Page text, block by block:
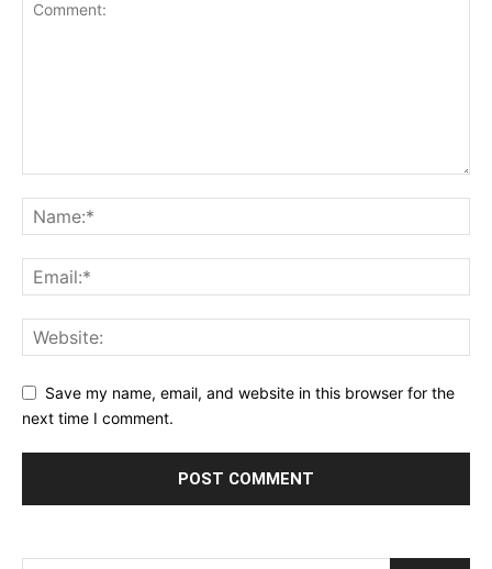
Save my name, email, and website in this browser for the
next time I comment.